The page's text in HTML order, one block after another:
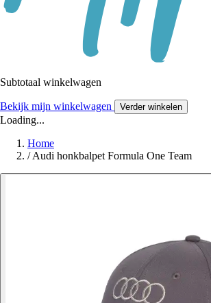
Subtotaal winkelwagen
Bekijk mijn winkelwagen Verder winkelen
Loading...
Home
/Audi honkbalpet Formula One Team